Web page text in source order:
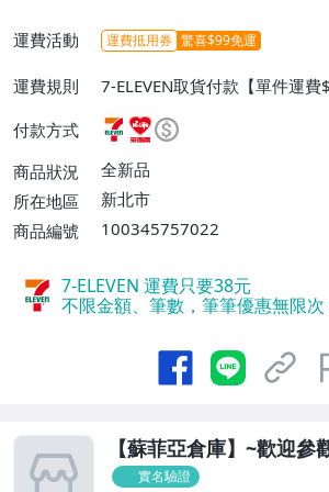
運費活動 運費抵用券 驚喜$99免運
運費規則
7-ELEVEN取貨付款【單件運費
$1000免運費】、萊爾富取貨付
費$60、消費滿$1000免運費】
【單件運費$60、消費滿$1000
付款方式
商品狀況
全新品
所在地區
新北市
商品編號
100345757022
7-ELEVEN 運費只要38元
不限金額、筆數，筆筆優惠無限次
【蘇菲亞倉庫】~歡迎參
實名驗證